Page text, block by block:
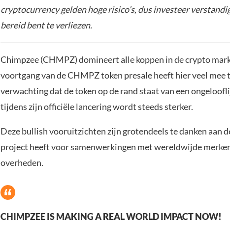
cryptocurrency gelden hoge risico’s, dus investeer
bereid bent te verliezen.
Chimpzee (CHMPZ) domineert alle koppen in de crypto
voortgang van de CHMPZ token presale heeft hier veel mee
verwachting dat de token op de rand staat van een
tijdens zijn officiële lancering wordt steeds sterker.
Deze bullish vooruitzichten zijn grotendeels te danken aan
project heeft voor samenwerkingen met wereldwijde
overheden.
CHIMPZEE IS MAKING A REAL WORLD IMPACT NOW!